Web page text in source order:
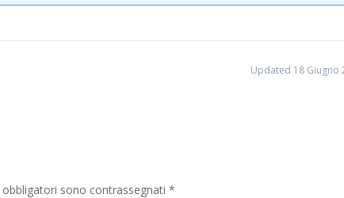
Updated 18 Giugno
obbligatori sono contrassegnati *